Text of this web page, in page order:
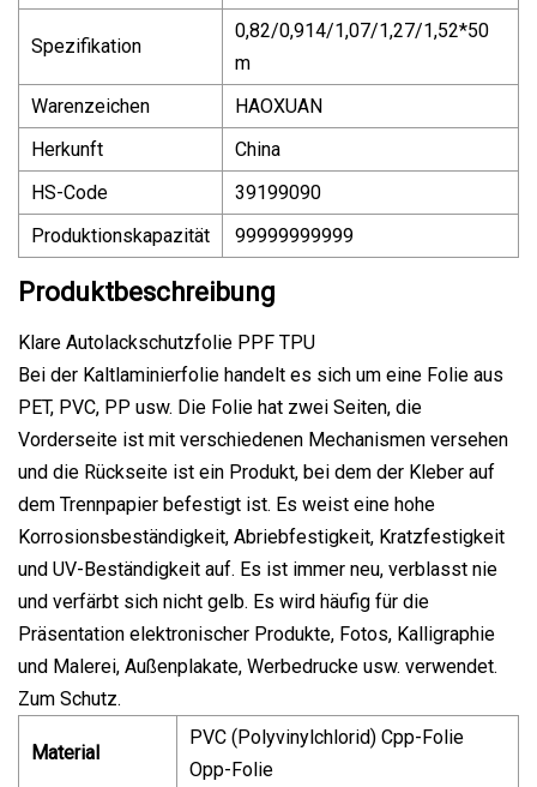
Spezifikation
0,82/0,914/1,07/1,27/1,52*50
m
Warenzeichen
HAOXUAN
Herkunft
China
HS-Code
39199090
Produktionskapazität
99999999999
Produktbeschreibung
Klare Autolackschutzfolie PPF TPU
Bei der Kaltlaminierfolie handelt es sich um eine Folie aus
PET, PVC, PP usw. Die Folie hat zwei Seiten, die
Vorderseite ist mit verschiedenen Mechanismen versehen
und die Rückseite ist ein Produkt, bei dem der Kleber auf
dem Trennpapier befestigt ist. Es weist eine hohe
Korrosionsbeständigkeit, Abriebfestigkeit, Kratzfestigkeit
und UV-Beständigkeit auf. Es ist immer neu, verblasst nie
und verfärbt sich nicht gelb. Es wird häufig für die
Präsentation elektronischer Produkte, Fotos, Kalligraphie
und Malerei, Außenplakate, Werbedrucke usw. verwendet.
Zum Schutz.
Material
PVC (Polyvinylchlorid) Cpp-Folie
Opp-Folie